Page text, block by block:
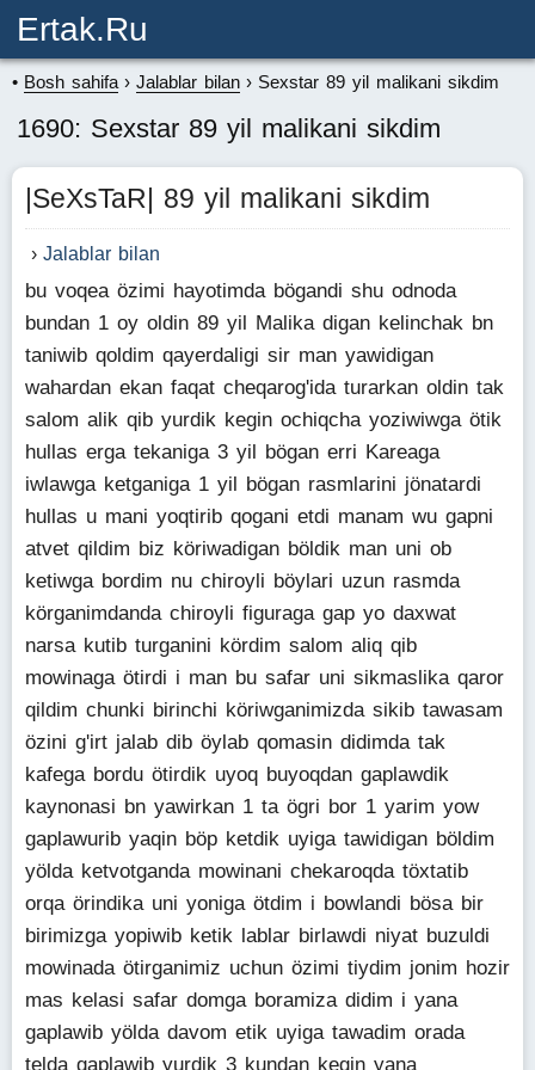
Ertak.ru
Bosh sahifa Jalablar bilan Sexstar 89 yil malikani sikdim
1690: Sexstar 89 yil malikani sikdim
|SeXsTaR| 89 yil malikani sikdim
Jalablar bilan
bu voqea özimi hayotimda bögandi shu odnoda
bundan 1 oy oldin 89 yil Malika digan kelinchak bn
taniwib qoldim qayerdaligi sir man yawidigan
wahardan ekan faqat cheqarog'ida turarkan oldin tak
salom alik qib yurdik kegin ochiqcha yoziwiwga ötik
hullas erga tekaniga 3 yil bögan erri Kareaga
iwlawga ketganiga 1 yil bögan rasmlarini jönatardi
hullas u mani yoqtirib qogani etdi manam wu gapni
atvet qildim biz köriwadigan böldik man uni ob
ketiwga bordim nu chiroyli böylari uzun rasmda
körganimdanda chiroyli figuraga gap yo daxwat
narsa kutib turganini kördim salom aliq qib
mowinaga ötirdi i man bu safar uni sikmaslika qaror
qildim chunki birinchi köriwganimizda sikib tawasam
özini g'irt jalab dib öylab qomasin didimda tak
kafega bordu ötirdik uyoq buyoqdan gaplawdik
kaynonasi bn yawirkan 1 ta ögri bor 1 yarim yow
gaplawurib yaqin böp ketdik uyiga tawidigan böldim
yölda ketvotganda mowinani chekaroqda töxtatib
orqa örindika uni yoniga ötdim i bowlandi bösa bir
birimizga yopiwib ketik lablar birlawdi niyat buzuldi
mowinada ötirganimiz uchun özimi tiydim jonim hozir
mas kelasi safar domga boramiza didim i yana
gaplawib yölda davom etik uyiga tawadim orada
telda gaplawib yurdik 3 kundan kegin yana